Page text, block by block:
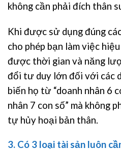
không cần phải đích thân
Khi được sử dụng đúng
cho phép bạn làm việc
được thời gian và năng
đổi tư duy lớn đối với các
biến họ từ “doanh nhân 6
nhân 7 con số” mà không
tự hủy hoại bản thân.
3. Có 3 loại tài sản luôn